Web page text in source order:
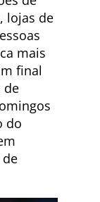
lojas de
mais
final
de
do